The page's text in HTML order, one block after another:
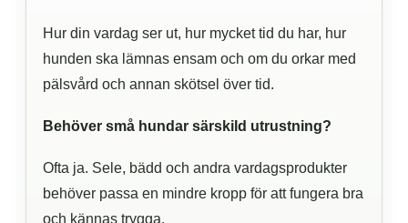
Hur din vardag ser ut, hur mycket tid du har, hur
hunden ska lämnas ensam och om du orkar med
pälsvård och annan skötsel över tid.
Behöver små hundar särskild utrustning?
Ofta ja. Sele, bädd och andra vardagsprodukter
behöver passa en mindre kropp för att fungera bra
och kännas trygga.